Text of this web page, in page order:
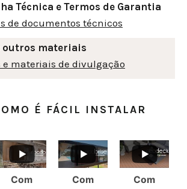
Técnica e Termos de Garantia
de documentos técnicos
outros materiais
e materiais de divulgação
É FÁCIL INSTALAR
Com
Com
Com